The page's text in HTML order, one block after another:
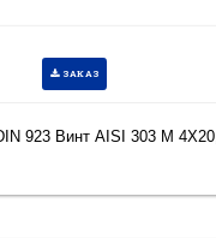
ЗАКАЗ
923 Винт AISI 303 M 4X20,